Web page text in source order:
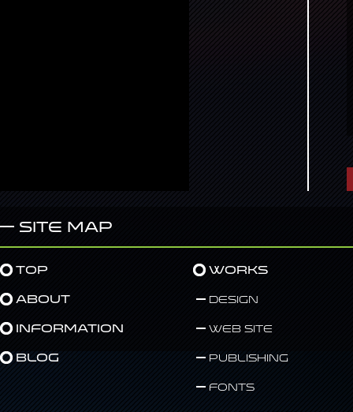
Site Map
Top
About
Information
Blog
Works
Design
Web Site
Publishing
Fonts